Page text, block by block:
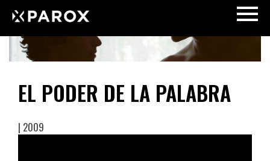
EL PODER DE LA PALABRA
| 2009